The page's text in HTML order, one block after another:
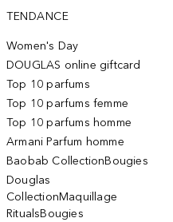
TENDANCE
Women's Day
DOUGLAS online giftcard
Top 10 parfums
Top 10 parfums femme
Top 10 parfums homme
Armani Parfum homme
Baobab CollectionBougies
Douglas
CollectionMaquillage
RitualsBougies